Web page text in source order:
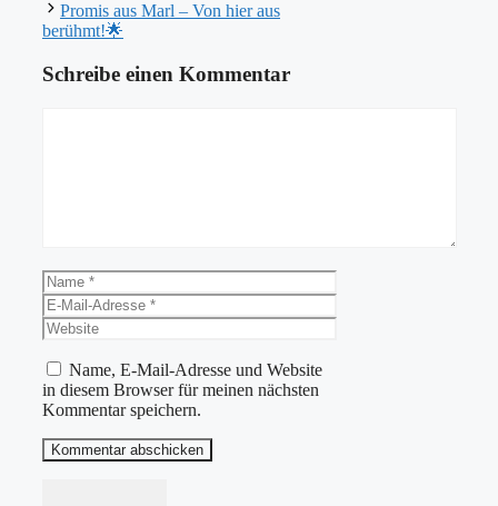
Promis aus Marl – Von hier aus
berühmt!🌟
Schreibe einen Kommentar
Name
E-
Mail-
Adresse
Website
Name, E-Mail-Adresse und Website
in diesem Browser für meinen nächsten
Kommentar speichern.